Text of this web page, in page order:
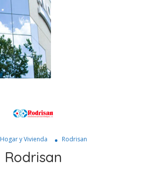
Hogar y Vivienda Rodrisan
Rodrisan